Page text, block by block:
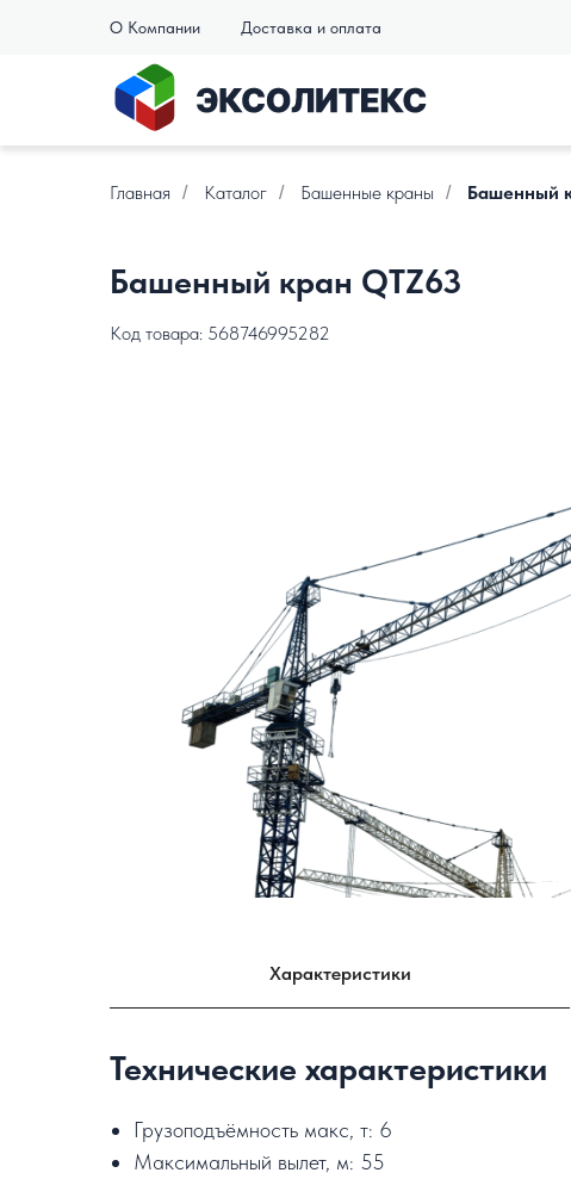
О Компании Доставка и оплата
Главная / Каталог / Башенные краны / Башенный
Башенный кран QTZ63
Код товара: 568746995282
Характеристики
Технические характеристики
Грузоподъёмность макс, т: 6
Максимальный вылет, м: 55